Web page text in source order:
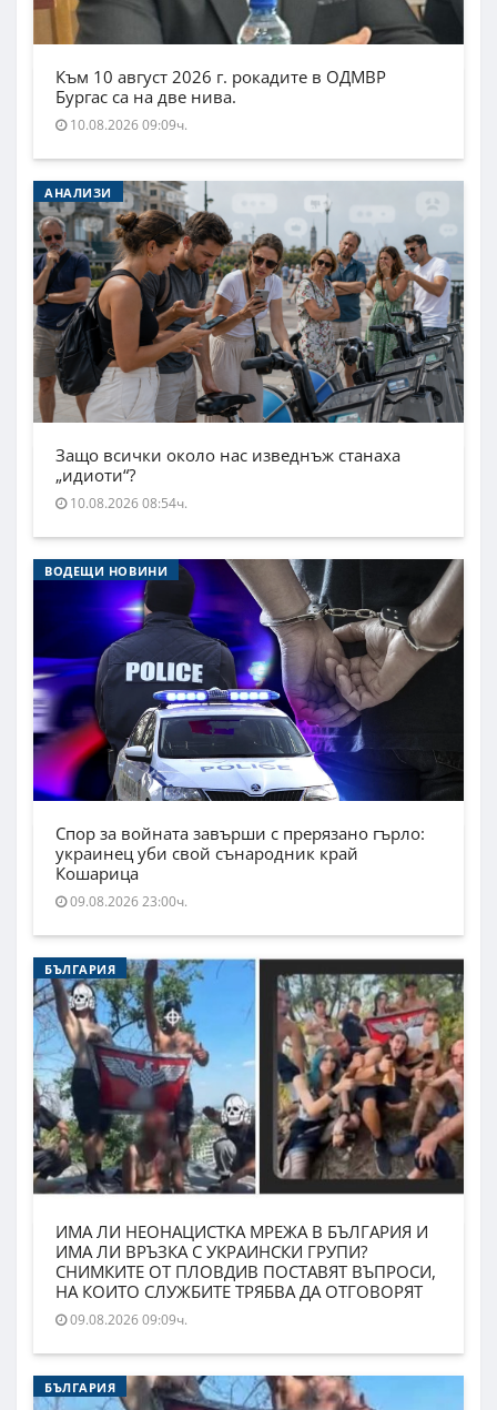
Към 10 август 2026 г. рокадите в ОДМВР
Бургас са на две нива.
10.08.2026 09:09ч.
АНАЛИЗИ
Защо всички около нас изведнъж станаха
„идиоти“?
10.08.2026 08:54ч.
ВОДЕЩИ НОВИНИ
Спор за войната завърши с прерязано гърло:
украинец уби свой сънародник край
Кошарица
09.08.2026 23:00ч.
БЪЛГАРИЯ
ИМА ЛИ НЕОНАЦИСТКА МРЕЖА В БЪЛГАРИЯ И
ИМА ЛИ ВРЪЗКА С УКРАИНСКИ ГРУПИ?
СНИМКИТЕ ОТ ПЛОВДИВ ПОСТАВЯТ ВЪПРОСИ,
НА КОИТО СЛУЖБИТЕ ТРЯБВА ДА ОТГОВОРЯТ
09.08.2026 09:09ч.
БЪЛГАРИЯ